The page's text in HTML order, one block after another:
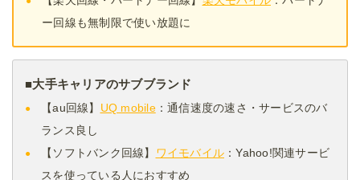
ー回線も無制限で使い放題に
■大手キャリアのサブブランド
【au回線】 UQ mobile：通信速度の速さ・サービスのバ
ランス良し
【ソフトバンク回線】 ワイモバイル ：Yahoo!関連サービ
スを使っている人におすすめ